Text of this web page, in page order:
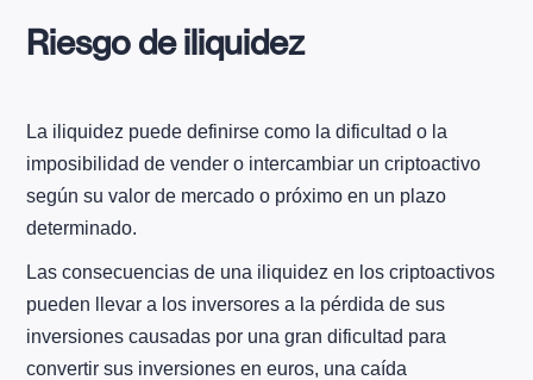
Riesgo de iliquidez
La iliquidez puede definirse como la dificultad o la
imposibilidad de vender o intercambiar un criptoactivo
según su valor de mercado o próximo en un plazo
determinado.
Las consecuencias de una iliquidez en los criptoactivos
pueden llevar a los inversores a la pérdida de sus
inversiones causadas por una gran dificultad para
convertir sus inversiones en euros, una caída